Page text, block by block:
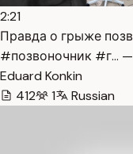
2:21
Правда о грыже
#позвоночник #г…
Eduard Konkin
412
1 Russian